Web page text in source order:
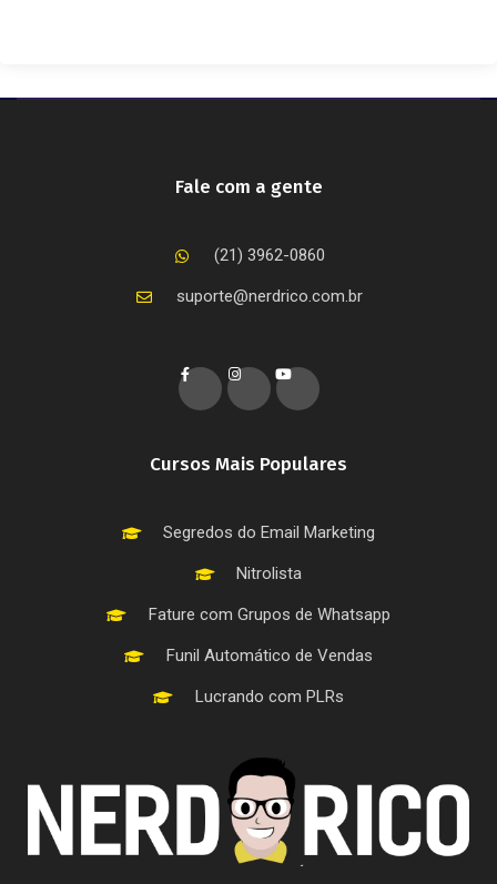
Cursos Mais Populares
Segredos do Email Marketing
Nitrolista
Fature com Grupos de Whatsapp
Funil Automático de Vendas
Lucrando com PLRs
Fale com a gente
(21) 3962-0860
suporte@nerdrico.com.br